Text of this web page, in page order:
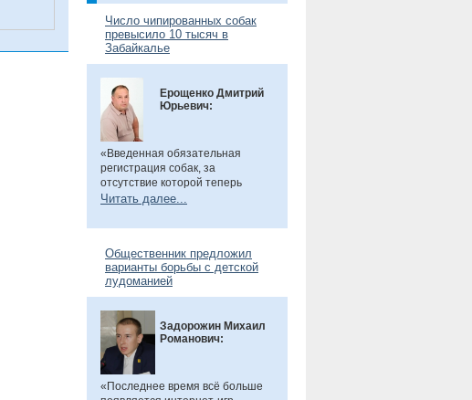
Число чипированных собак
превысило 10 тысяч в
Забайкалье
Ерощенко Дмитрий
Юрьевич:
«Введенная обязательная
регистрация собак, за
отсутствие которой теперь
предусмотрен штраф. Эта мера
учет домашних животных и
владельцев. Особенно важно,
что регистрация бесплатна, а
владельцам нужно лишь
оплатить чип или метку. Новые
правила помогут сделать
контроль за питомцами более
прозрачным и системным», -
сказал общественник.
Читать далее...
Общественник предложил
варианты борьбы с детской
лудоманией
Задорожин Михаил
Романович:
«Последнее время всё больше